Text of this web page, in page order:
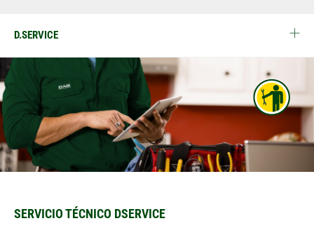
D.SERVICE
SERVICIO TÉCNICO DSERVICE